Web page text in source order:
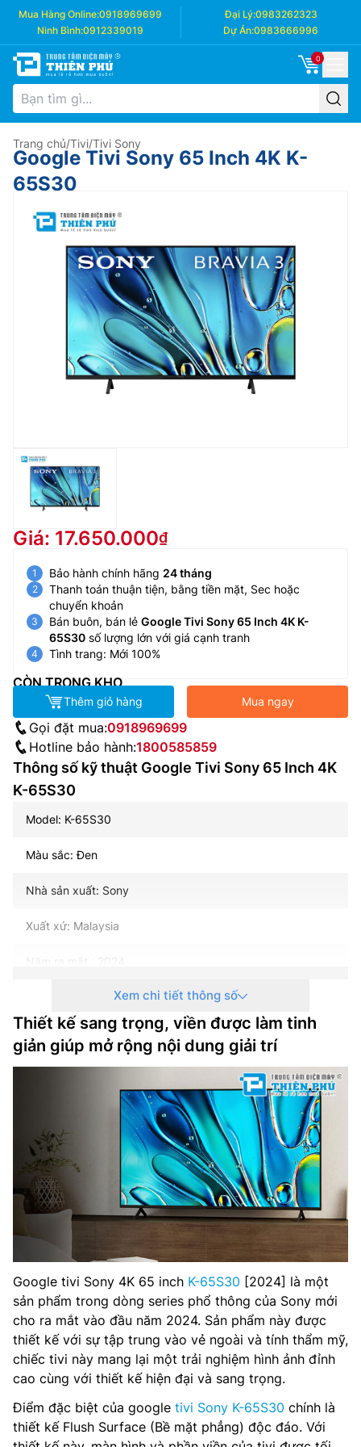
Mua Hàng Online:0918969699 Đại Lý:0983262323
Ninh Bình:0912339019 Dự Án:0983666996
0
Trang chủ/Tivi/Tivi Sony
Google Tivi Sony 65 Inch 4K K-
65S30
Giá: 17.650.000
Bảo hành chính hãng 24 tháng
Thanh toán thuận tiện, bằng tiền mặt, Sec hoặc
chuyển khoản
Bán buôn, bán lẻ Google Tivi Sony 65 Inch 4K K-
65S30 số lượng lớn với giá cạnh tranh
Tình trang: Mới 100%
CÒN TRONG KHO
Thêm giỏ hàng Mua ngay
Gọi đặt mua:0918969699
Hotline bảo hành:1800585859
Thông số kỹ thuật Google Tivi Sony 65 Inch 4K
K-65S30
Model: K-65S30
Màu sắc: Đen
Nhà sản xuất: Sony
Xuất xứ: Malaysia
Năm ra mắt : 2024
Loại Tivi: Google Tivi
Kích thước màn hình: 65 inch
Độ phân giải: 4K (UHD)
Tần số quét: 60 Hz / 50 Hz
Bộ vi xử lí: 4K HDR Processor X1
Tổng công suất loa: 20W
Số lượng loa: 2 loa
Cổng WiFi: Wifi, LAN (2,4 GHz/5 GHz)
Cổng Internet (LAN): Có
Cổng HDMI: 4 cổng
Cổng Optical: 1 cổng
Cổng AV in (Composite / Component): 4 cổng HDMI có 1
cổng HDMI eARC, 1 cổng composite
Cổng AV out: 1 cổng 3.5mm, 1 cổng Optical (Digital
Xem chi tiết thông số
Thiết kế sang trọng, viền được làm tinh
giản giúp mở rộng nội dung giải trí
Google tivi Sony 4K 65 inch K-65S30 [2024] là một
sản phẩm trong dòng series phổ thông của Sony mới
cho ra mắt vào đầu năm 2024. Sản phẩm này được
thiết kế với sự tập trung vào vẻ ngoài và tính thẩm mỹ,
chiếc tivi này mang lại một trải nghiệm hình ảnh đỉnh
cao cùng với thiết kế hiện đại và sang trọng.
Điểm đặc biệt của google tivi Sony K-65S30 chính là
thiết kế Flush Surface (Bề mặt phẳng) độc đáo. Với